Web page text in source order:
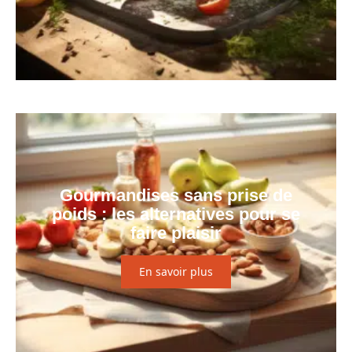
Gourmandises sans prise de
poids : les alternatives pour se
faire plaisir
En savoir plus